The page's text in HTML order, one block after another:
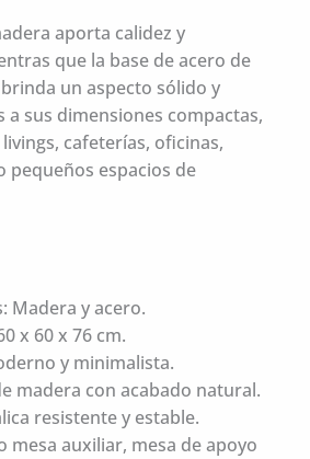
aporta calidez y
que la base de acero de
un aspecto sólido y
a sus dimensiones compactas,
cafeterías, oficinas,
pequeños espacios de
Madera y acero.
x 60 x 76 cm.
y minimalista.
madera con acabado natural.
resistente y estable.
mesa auxiliar, mesa de apoyo